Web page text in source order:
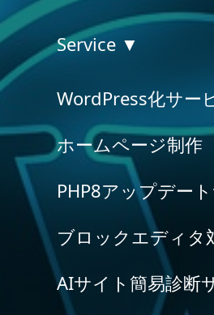
Service ▼
WordPress化サー
ホームページ制作
PHP8アップデー
ブロックエディタ
AIサイト簡易診断